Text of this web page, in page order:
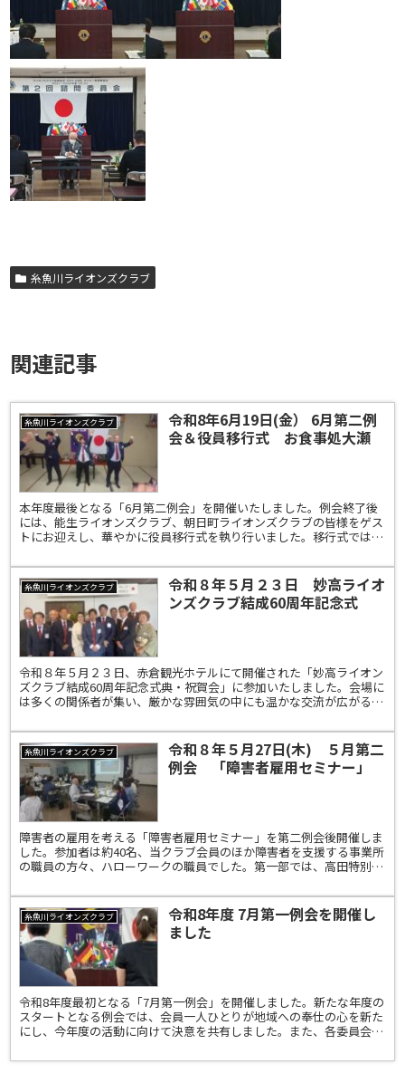
糸魚川ライオンズクラブ
関連記事
糸魚川ライオンズクラブ
令和8年6月19日(金） 6月第二例
会＆役員移行式 お食事処大瀬
本年度最後となる「6月第二例会」を開催いたしました。例会終了後
には、能生ライオンズクラブ、朝日町ライオンズクラブの皆様をゲス
トにお迎えし、華やかに役員移行式を執り行いました。移行式では、
糸魚川ライオンズクラブ
令和８年５月２３日 妙高ライオ
ンズクラブ結成60周年記念式
令和８年５月２３日、赤倉観光ホテルにて開催された「妙高ライオン
ズクラブ結成60周年記念式典・祝賀会」に参加いたしました。会場に
は多くの関係者が集い、厳かな雰囲気の中にも温かな交流が広がる、
糸魚川ライオンズクラブ
令和８年５月27日(木) ５月第二
例会 「障害者雇用セミナー」
障害者の雇用を考える「障害者雇用セミナー」を第二例会後開催しま
した。参加者は約40名、当クラブ会員のほか障害者を支援する事業所
の職員の方々、ハローワークの職員でした。第一部では、高田特別支
糸魚川ライオンズクラブ
令和8年度 7月第一例会を開催し
ました
令和8年度最初となる「7月第一例会」を開催しました。新たな年度の
スタートとなる例会では、会員一人ひとりが地域への奉仕の心を新た
にし、今年度の活動に向けて決意を共有しました。また、各委員会で